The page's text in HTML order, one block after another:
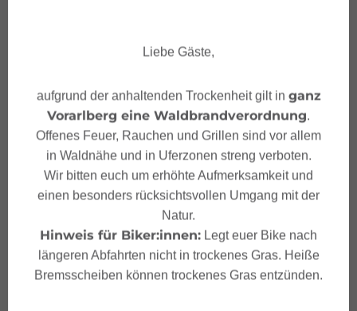
Liebe Gäste,
aufgrund der anhaltenden Trockenheit gilt in ganz
Vorarlberg eine Waldbrandverordnung.
Offenes Feuer, Rauchen und Grillen sind vor allem
in Waldnähe und in Uferzonen streng verboten.
Wir bitten euch um erhöhte Aufmerksamkeit und
einen besonders rücksichtsvollen Umgang mit der
Natur.
Hinweis für Biker:innen: Legt euer Bike nach
längeren Abfahrten nicht in trockenes Gras. Heiße
Bremsscheiben können trockenes Gras entzünden.